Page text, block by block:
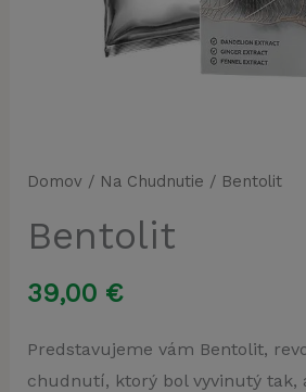
Domov / Na Chudnutie / Bentolit
Bentolit
39,00 €
Predstavujeme vám Bentolit,
chudnutí, ktorý bol vyvinutý tak,